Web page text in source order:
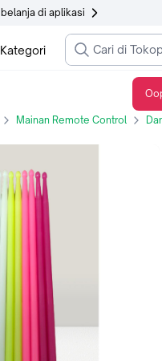
belanja di aplikasi
Kategori
Mainan Remote Control